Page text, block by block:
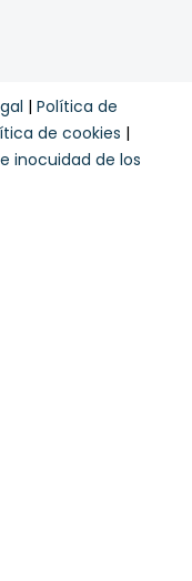
| Política de
de cookies |
inocuidad de los